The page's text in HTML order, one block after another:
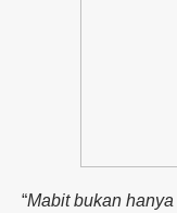
“Mabitbukan hanya